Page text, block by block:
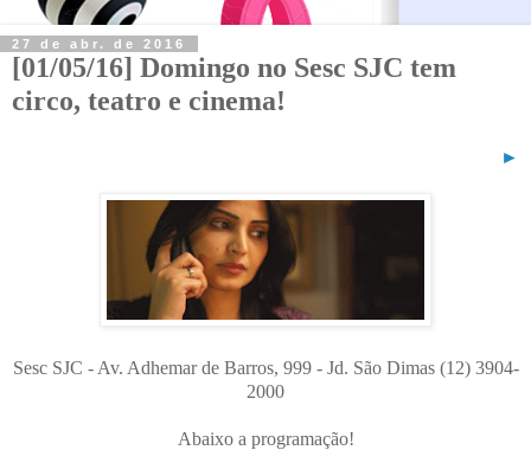
27 de abr. de 2016
[01/05/16] Domingo no Sesc SJC tem
circo, teatro e cinema!
►
Sesc SJC - Av. Adhemar de Barros, 999 - Jd. São Dimas (12) 3904-
2000
Abaixo a programação!